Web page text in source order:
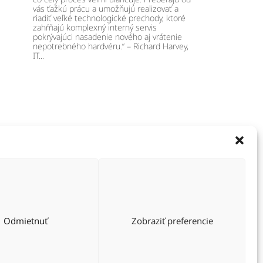
Odmietnuť Zobraziť preferencie
vás ťažkú prácu a umožňujú realizovať a
riadiť veľké technologické prechody, ktoré
zahŕňajú komplexný interný servis
pokrývajúci nasadenie nového aj vrátenie
nepotrebného hardvéru.“ – Richard Harvey,
IT...
End-of_Lease Guide